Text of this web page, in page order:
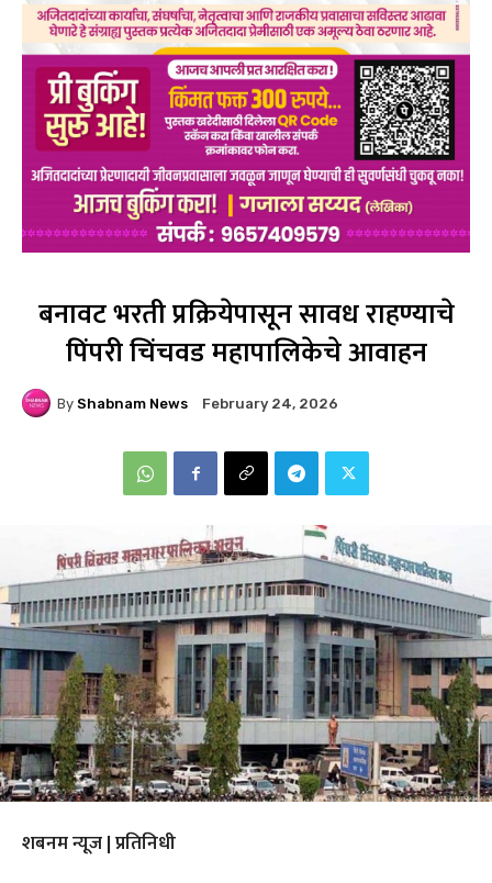
बनावट भरती प्रक्रियेपासून सावध राहण्याचे
पिंपरी चिंचवड महापालिकेचे आवाहन
By Shabnam News February 24, 2026
शबनम न्यूज | प्रतिनिधी